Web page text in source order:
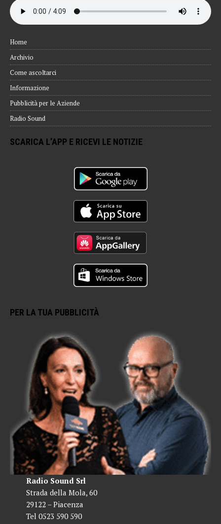
Home
Archivio
Come ascoltarci
Informazione
Pubblicità per le Aziende
Radio Sound
SCARICA L’APP E RICEVI LE NOTIZIE
PER LA TUA PUBBLICITÀ
Radio Sound Srl
Strada della Mola, 60
29122 – Piacenza
Tel 0523 590 590